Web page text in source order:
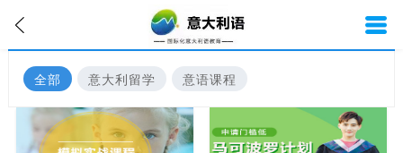
全部 意大利留学 意语课程